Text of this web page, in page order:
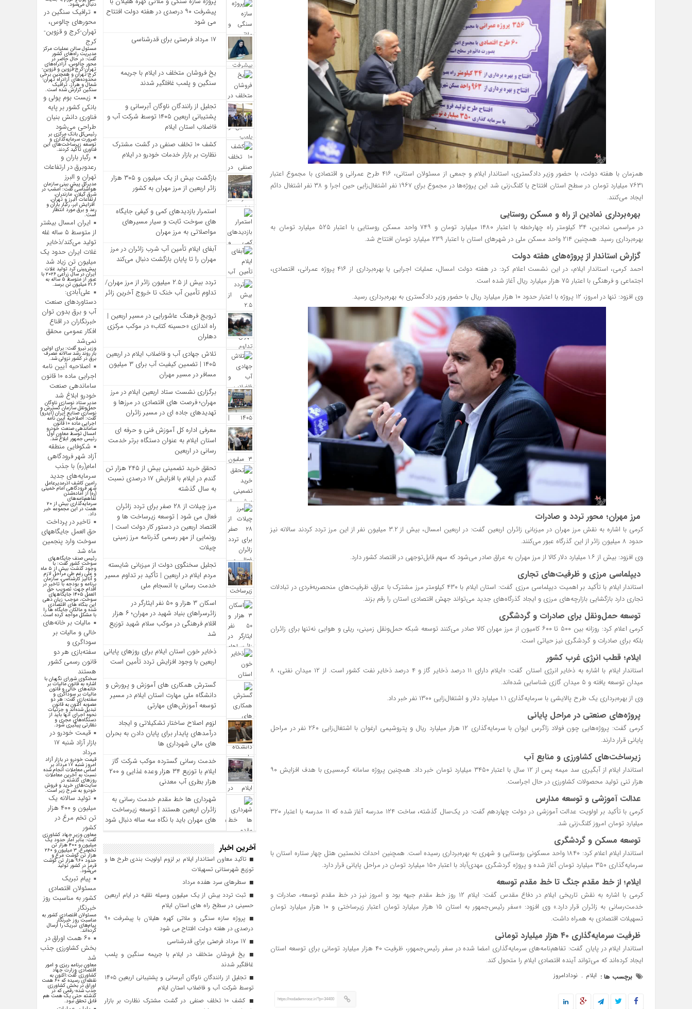
همزمان با هفته دولت، با حضور وزیر دادگستری، استاندار ایلام و جمعی از مسئولان استانی، ۴۱۶ طرح عمرانی و اقتصادی با مجموع اعتبار
۷۶۳۱ میلیارد تومان در سطح استان افتتاح یا کلنگ‌زنی شد این پروژه‌ها در مجموع برای ۱۹۶۷ نفر اشتغال‌زایی حین اجرا و ۳۸ نفر اشتغال دائم
ایجاد می‌کنند.
بهره‌برداری نمادین از راه و مسکن روستایی
در مراسمی نمادین، ۳۴ کیلومتر راه چهارخطه با اعتبار ۱۴۸۰ میلیارد تومان و ۷۴۹ واحد مسکن روستایی با اعتبار ۵۲۵ میلیارد تومان به
بهره‌برداری رسید. همچنین ۲۱۴ واحد مسکن ملی در شهرهای استان با اعتبار ۲۳۹ میلیارد تومان افتتاح شد.
گزارش استاندار از پروژه‌های هفته دولت
احمد کرمی، استاندار ایلام، در این نشست اعلام کرد: در هفته دولت امسال، عملیات اجرایی یا بهره‌برداری از ۴۱۶ پروژه عمرانی، اقتصادی،
اجتماعی و فرهنگی با اعتبار ۷۵ هزار میلیارد ریال آغاز شده است.
وی افزود: تنها در امروز، ۱۲ پروژه با اعتبار حدود ۱۰ هزار میلیارد ریال با حضور وزیر دادگستری به بهره‌برداری رسید.
مرز مهران؛ محور تردد و صادرات
کرمی با اشاره به نقش مرز مهران در میزبانی زائران اربعین گفت: در اربعین امسال، بیش از ۳.۲ میلیون نفر از این مرز تردد کردند سالانه نیز
حدود ۸ میلیون زائر از این گذرگاه عبور می‌کنند.
وی افزود: بیش از ۱.۶ میلیارد دلار کالا از مرز مهران به عراق صادر می‌شود که سهم قابل‌توجهی در اقتصاد کشور دارد.
دیپلماسی مرزی و ظرفیت‌های تجاری
استاندار ایلام با تأکید بر اهمیت دیپلماسی مرزی گفت: استان ایلام با ۴۳۰ کیلومتر مرز مشترک با عراق، ظرفیت‌های منحصربه‌فردی در تبادلات
تجاری دارد بازگشایی بازارچه‌های مرزی و ایجاد گذرگاه‌های جدید می‌تواند جهش اقتصادی استان را رقم بزند.
توسعه حمل‌ونقل برای صادرات و گردشگری
کرمی اعلام کرد: روزانه بین ۵۰۰ تا ۶۰۰ کامیون از مرز مهران کالا صادر می‌کنند توسعه شبکه حمل‌ونقل زمینی، ریلی و هوایی نه‌تنها برای زائران
بلکه برای صادرات و گردشگری نیز حیاتی است.
ایلام؛ قطب انرژی غرب کشور
استاندار ایلام با اشاره به ذخایر انرژی استان گفت: «ایلام دارای ۱۱ درصد ذخایر گاز و ۴ درصد ذخایر نفت کشور است. از ۱۲ میدان نفتی، ۸
میدان توسعه یافته و ۵ میدان گازی شناسایی شده‌اند.
وی از بهره‌برداری یک طرح پالایشی با سرمایه‌گذاری ۱.۱ میلیارد دلار و اشتغال‌زایی ۱۳۰۰ نفر خبر داد.
پروژه‌های صنعتی در مراحل پایانی
کرمی گفت: پروژه‌هایی چون فولاد زاگرس ایوان با سرمایه‌گذاری ۱۲ هزار میلیارد ریال و پتروشیمی ارغوان با اشتغال‌زایی ۲۶۰ نفر در مراحل
پایانی قرار دارند.
زیرساخت‌های کشاورزی و منابع آب
استاندار ایلام از آبگیری سد میمه پس از ۱۲ سال با اعتبار ۳۴۵۰ میلیارد تومان خبر داد. همچنین پروژه سامانه گرمسیری با هدف افزایش ۹۰
هزار تنی تولید محصولات کشاورزی در حال اجراست.
عدالت آموزشی و توسعه مدارس
کرمی با تأکید بر اولویت عدالت آموزشی در دولت چهاردهم گفت: در یک‌سال گذشته، ساخت ۱۲۴ مدرسه آغاز شده که ۱۱ مدرسه با اعتبار ۳۲۰
میلیارد تومان امروز کلنگ‌زنی شد.
توسعه مسکن و گردشگری
استاندار ایلام اعلام کرد: ۱۸۴۰ واحد مسکونی روستایی و شهری به بهره‌برداری رسیده است. همچنین احداث نخستین هتل چهار ستاره استان با
سرمایه‌گذاری ۳۵۰ میلیارد تومان آغاز شده و پروژه گردشگری مهدی‌آباد با اعتبار ۱۵۰ میلیارد تومان در مراحل پایانی قرار دارد.
ایلام؛ از خط مقدم جنگ تا خط مقدم توسعه
کرمی با اشاره به نقش تاریخی ایلام در دفاع مقدس گفت: ایلام ۱۲ روز خط مقدم جبهه بود و امروز نیز در خط مقدم توسعه، صادرات و
خدمت‌رسانی به زائران قرار دارد.» وی افزود: «سفر رئیس‌جمهور به استان ۱۵ هزار میلیارد تومان اعتبار زیرساختی و ۱۰ هزار میلیارد تومان
تسهیلات اقتصادی به همراه داشت.
ظرفیت سرمایه‌گذاری ۴۰ هزار میلیارد تومانی
استاندار ایلام در پایان گفت: تفاهم‌نامه‌های سرمایه‌گذاری امضا شده در سفر رئیس‌جمهور، ظرفیت ۴۰ هزار میلیارد تومانی برای توسعه استان
ایجاد کرده‌اند که می‌تواند آینده اقتصادی ایلام را متحول کند.
برچسب ها : ایلام , نودادامروز
https://nodademrooz.ir/?p=34400
پیشرفت ۹۰ درصدی در هفته دولت افتتاح
می شود
17 مرداد فرصتی برای قدرشناسی
یخ‌ فروشان متخلف در ایلام با جریمه
سنگین و پلمب غافلگیر شدند
تجلیل از رانندگان ناوگان آبرسانی و
پشتیبانی اربعین ۱۴۰۵ توسط شرکت آب و
فاضلاب استان ایلام
کشف ۱۰ تخلف صنفی در گشت مشترک
نظارت بر بازار خدمات خودرو در ایلام
بازگشت بیش از یک میلیون و ۳۰۵ هزار
زائر اربعین از مرز مهران به کشور
استمرار بازدیدهای کمی و کیفی جایگاه‌
های سوخت ثابت و سیار مسیرهای
مواصلاتی به مرز مهران
آبفای ایلام تأمین آب شرب زائران در مرز
مهران را تا پایان بازگشت دنبال می‌کند
تردد بیش از ۲.۵ میلیون زائر از مرز مهران/
تداوم تأمین آب خنک تا خروج آخرین زائر
ترویج فرهنگ عاشورایی در مسیر اربعین |
راه‌ اندازی «حسینه کتاب» در موکب مرکزی
دهلران
تلاش جهادی آب و فاضلاب ایلام در اربعین
۱۴۰۵ | تضمین کیفیت آب برای ۳ میلیون
مسافر در مسیر مهران
برگزاری نشست ستاد اربعین ایلام در مرز
مهران؛ فرصت‌ های اقتصادی در مرزها و
تهدیدهای جاده‌ ای در مسیر زائران
معرفی اداره کل آموزش فنی و حرفه‌ ای
استان ایلام به‌ عنوان دستگاه برتر خدمت‌
رسانی در اربعین
تحقق خرید تضمینی بیش از ۲۴۵ هزار تن
گندم در ایلام با افزایش ۱۷ درصدی نسبت
به سال گذشته
مرز چیلات از ۲۸ صفر برای تردد زائران
فعال می‌ شود | توسعه زیرساخت‌ ها و
اقتصاد اربعین در دستور کار دولت است |
رونمایی از مهر رسمی گذرنامه مرز زمینی
چیلات
تجلیل سخنگوی دولت از میزبانی شایسته
مردم ایلام در اربعین | تأکید بر تداوم مسیر
خدمت‌ رسانی با انسجام ملی
اسکان ۳ هزار و ۵۰ نفر ایثارگر در
زائرسراهای بنیاد شهید در مهران؛ ۶ هزار
اقلام فرهنگی در موکب سلام شهید توزیع
شد
ذخایر خون استان ایلام برای روزهای پایانی
اربعین با وجود افزایش تردد تأمین است
گسترش همکاری‌ های آموزش و پرورش و
دانشگاه ملی مهارت استان ایلام در مسیر
توسعه آموزش‌های مهارتی
لزوم اصلاح ساختار تشکیلاتی و ایجاد
درآمدهای پایدار برای پایان دادن به بحران‌
های مالی شهرداری‌ ها
خدمت رسانی گسترده موکب شرکت گاز
ایلام با توزیع ۳۴ هزار وعده غذایی و ۲۰۰
هزار بطری آب معدنی
شهرداری‌ ها خط مقدم خدمت ‌رسانی به
زائران اربعین هستند | توسعه زیرساخت
‌های مهران باید با نگاه سه‌ ساله دنبال شود
آخرین اخبار
تاکید معاون استاندار ایلام بر لزوم اولویت‌ بندی طرح‌ ها و
توزیع شهرستانی تسهیلات
سطرهای سرد هفده مرداد
ثبت تردد بیش از یک میلیون وسیله نقلیه در ایام اربعین
حسینی در سطح راه‌ های استان ایلام
پروژه سازه سنگی و ملاتی کهره هلیلان با پیشرفت ۹۰
درصدی در هفته دولت افتتاح می شود
یخ‌ فروشان متخلف در ایلام با جریمه سنگین و پلمب
غافلگیر شدند
تجلیل از رانندگان ناوگان آبرسانی و پشتیبانی اربعین ۱۴۰۵
توسط شرکت آب و فاضلاب استان ایلام
کشف ۱۰ تخلف صنفی در گشت مشترک نظارت بر بازار
دنبال می‌شود.
ترافیک سنگین در
محورهای چالوس،
تهران-کرج و قزوین-
کرج
مسئول سالن عملیات مرکز
مدیریت راه‌های کشور
گفت: در حال حاضر در
محور چالوس، آزادراه‌های
تهران-کرج-قزوین و قزوین-
کرج-تهران و همچنین برخی
محدوده‌های آزادراه تهران-
شمال و هراز، ترافیک
سنگین گزارش شده است.
زیست بوم پولی و
بانکی کشور بر پایه
فناوری دانش بنیان
طراحی می‌شود
رئیس‌کل بانک مرکزی بر
ضرورت سرمایه‌گذاری و
توسعه زیرساخت‌های این
فناوری تأکید کردند.
رگبار باران و
رعدوبرق در ارتفاعات
تهران و البرز
مدیرکل پیش بینی سازمان
هواشناسی گفت: امشب در
شرق گیلان، مازندران،
ارتفاعات البرز و تهران،
افزایش ابر، رگبار باران و
رعد و برق مورد انتظار
است.
ایران امسال بیشتر
از متوسط ۵ ساله غله
تولید می‌کند/ذخایر
غلات ایران حدود یک
میلیون تن زیاد شد
پیش‌بینی کرد تولید غلات
ایران در سال زراعی ۲۰۲۶ با
عبور از متوسط ۵ ساله به
۲۱.۶ میلیون تن برسد.
علی‌آبادی:
دستاورد‌های صنعت
آب و برق بدون توان
خبرنگاران در اقناع
افکار عمومی محقق
نمی‌شد
وزیر نیرو گفت: برای اولین
بار روند رشد سالانه مصرف
برق در کشور نزولی شد.
اصلاحیه آیین نامه
اجرایی ماده ۱۰ قانون
ساماندهی صنعت
خودرو ابلاغ شد
مدیر ستاد نوسازی ناوگان
حمل‌ونقل سازمان گسترش و
نوسازی صنایع ایران (ایدرو)
گفت: اصلاحیه آیین نامه
اجرایی ماده ۱۰ قانون
ساماندهی صنعت خودرو
امسال توسط معاون اول
رئیس جمهور ابلاغ شد.
شکوفایی منطقه
آزاد شهر فرودگاهی
امام(ره) با جذب
سرمایه‌های جدید
رامین کاشف اذرمدیرعامل
شهر فرودگاهی امام خمینی
(ره) از آماده‌شدن
تفاهم‌نامه‌های
سرمایه‌گذاری بیش از ۲۰
همت در این مجموعه خبر
داد.
تاخیر در پرداخت
حق العمل جایگاههای
سوخت وارد پنجمین
ماه شد
رئیس صنف جایگاههای
سوخت کشور گفت: با
وجود گذشت بیش از ۵ ماه
و علی رغم طی مراحل لازم
و آنالیز کارشناسی، سازمان
برنامه و بودجه با تاخیر در
اقدام جهت تصویب حق
العمل ۱۴۰۵ جایگاههای
سوخت، موجب زیان دهی
این بنگاه های اقتصادی
شده و مالکان جایگاه ها را
با مشکل مواجه کرده است.
مالیات بر خانه‌های
خالی و مالیات بر
سوداگری و
سفته‌بازی هر دو
قانون رسمی کشور
هستند
سخنگوی شورای نگهبان با
اشاره به قانون مالیات بر
خانه‌های خالی و قانون
مالیات بر سوداگری و
سفته‌بازی گفت: هر دو
مصوبه اکنون به قانون
تبدیل شده‌اند و جزئیات
نحوه اجرای آنها باید از
دستگاه‌های مجری و
نظارتی پیگیری شود.
قیمت خودرو در
بازار آزاد شنبه ۱۷
مرداد
قیمت خودرو در بازار آزاد
امروز شنبه ۱۷ مرداد بر
اساس معاملات انجام شده
نسبت به آخرین معاملات
روز‌های گذشته در
سایت‌های خرید و فروش
خودرو به شرح زیر است.
تولید سالانه یک
میلیون و ۴۰۰ هزار
تن تخم مرغ در
کشور
معاون وزیر جهاد کشاورزی
گفت: بنابر آمار حدود یک
میلیون و ۴۰۰ هزار تن
تخم‌مرغ، ۳ میلیون و ۲۶۰
هزار تن گوشت مرغ و
حدود ۹۶۰ هزار تن گوشت
قرمز در کشور تولید
می‌شود.
پیام تبریک
مسئولان اقتصادی
کشور به مناسبت روز
خبرنگار
مسئولان اقتصادی کشور به
مناسبت روز خبرنگار
پیام‌های تبریک را ارسال
کرده‌اند.
۶۰ همت اوراق در
بخش کشاورزی جذب
شد
معاون برنامه ریزی و امور
اقتصادی وزارت جهاد
کشاورزی گفت:اکنون به
نقطه‌ای رسیده که ۶۰ همت
اوراق در بخش کشاورزی
جذب شده؛ رقمی که در
گذشته حتی یک همت هم
قابل تحقق نبود.